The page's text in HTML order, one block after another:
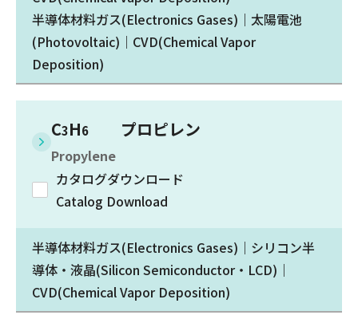
半導体材料ガス(Electronics Gases)｜太陽電池
(Photovoltaic)｜CVD(Chemical Vapor
Deposition)
C3H6 プロピレン
Propylene
カタログダウンロード
Catalog Download
半導体材料ガス(Electronics Gases)｜シリコン半
導体・液晶(Silicon Semiconductor・LCD)｜
CVD(Chemical Vapor Deposition)